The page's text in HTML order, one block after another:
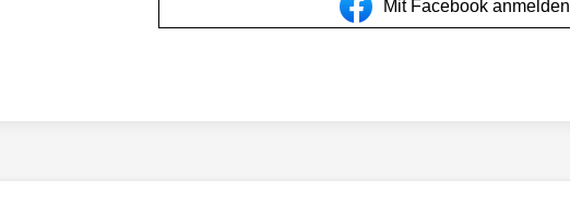
Mit Facebook anmelden